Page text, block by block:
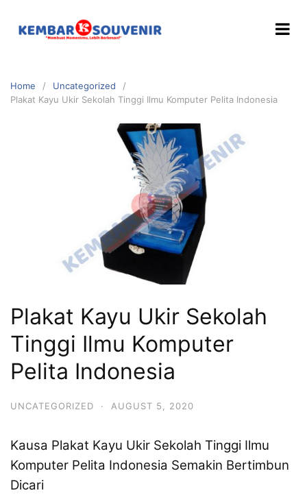
Home
Uncategorized
Plakat Kayu Ukir Sekolah Tinggi Ilmu Komputer Pelita Indonesia
Plakat Kayu Ukir Sekolah
Tinggi Ilmu Komputer
Pelita Indonesia
UNCATEGORIZED · AUGUST 5, 2020
Kausa Plakat Kayu Ukir Sekolah Tinggi Ilmu
Komputer Pelita Indonesia Semakin Bertimbun
Dicari